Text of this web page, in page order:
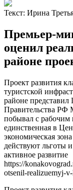
Текст: Ирина
Премьер-
оценил
районе
Проект развития
туристской
районе представил
Правительства РФ
побывал с рабочим
единственная в
экономическая
действуют льготы
активное развитие
https://
otsenil-realizuemyj-